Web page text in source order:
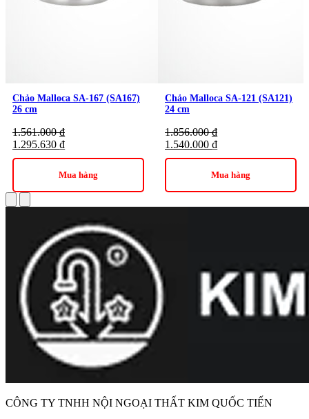
Chảo Malloca SA-167 (SA167)
26 cm
1.561.000₫
1.295.630 ₫
Mua hàng
Chảo Malloca SA-121 (SA121)
24 cm
1.856.000₫
1.540.000 ₫
Mua hàng
CÔNG TY TNHH NỘI NGOẠI THẤT KIM QUỐC TIẾN